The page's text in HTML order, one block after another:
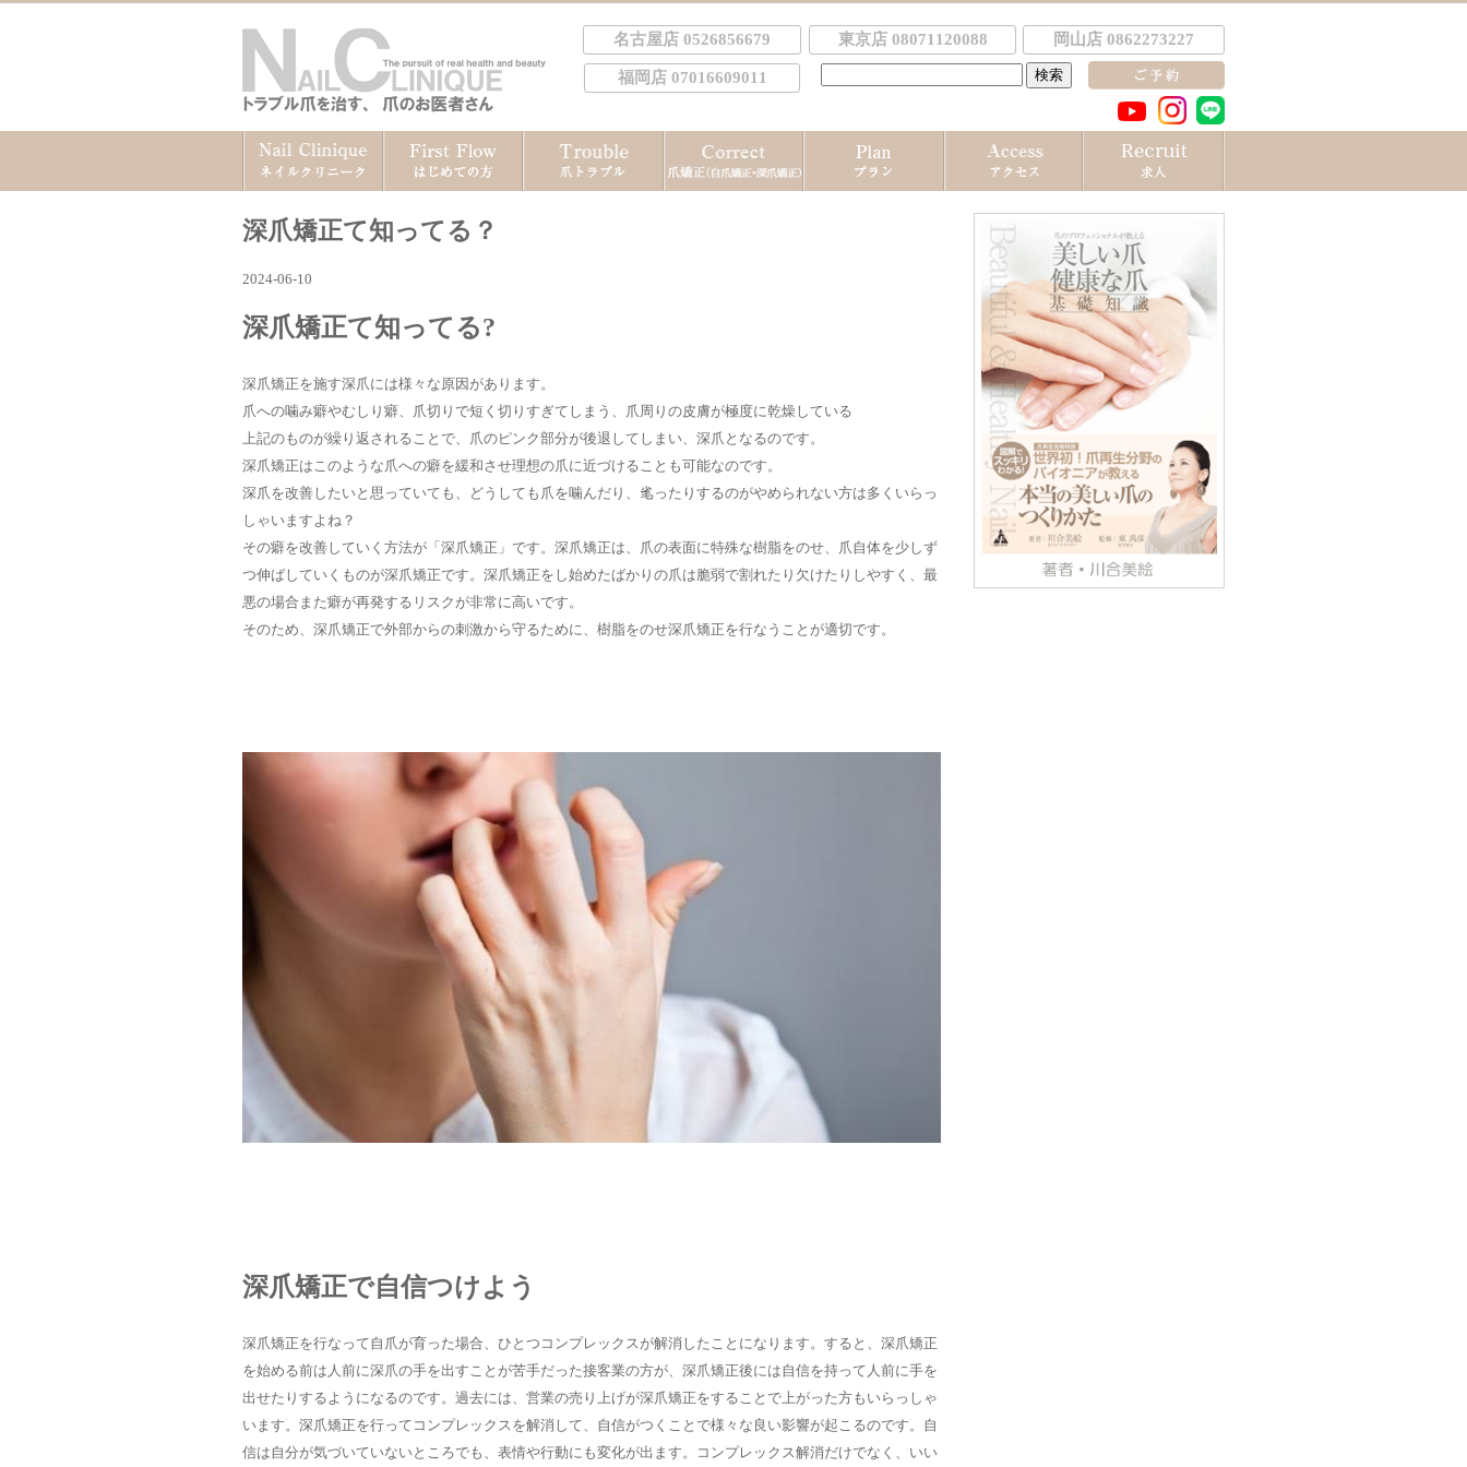
名古屋店 0526856679 東京店 08071120088 岡山店 0862273227
福岡店 07016609011
深爪矯正て知ってる？
2024-06-10
深爪矯正て知ってる?
深爪矯正を施す深爪には様々な原因があります。
爪への噛み癖やむしり癖、爪切りで短く切りすぎてしまう、爪周りの皮膚が極度に乾燥している
上記のものが繰り返されることで、爪のピンク部分が後退してしまい、深爪となるのです。
深爪矯正はこのような爪への癖を緩和させ理想の爪に近づけることも可能なのです。
深爪を改善したいと思っていても、どうしても爪を噛んだり、毟ったりするのがやめられない方は多くいらっ
しゃいますよね？
その癖を改善していく方法が「深爪矯正」です。深爪矯正は、爪の表面に特殊な樹脂をのせ、爪自体を少しず
つ伸ばしていくものが深爪矯正です。深爪矯正をし始めたばかりの爪は脆弱で割れたり欠けたりしやすく、最
悪の場合また癖が再発するリスクが非常に高いです。
そのため、深爪矯正で外部からの刺激から守るために、樹脂をのせ深爪矯正を行なうことが適切です。
深爪矯正で自信つけよう
深爪矯正を行なって自爪が育った場合、ひとつコンプレックスが解消したことになります。すると、深爪矯正
を始める前は人前に深爪の手を出すことが苦手だった接客業の方が、深爪矯正後には自信を持って人前に手を
出せたりするようになるのです。過去には、営業の売り上げが深爪矯正をすることで上がった方もいらっしゃ
います。深爪矯正を行ってコンプレックスを解消して、自信がつくことで様々な良い影響が起こるのです。自
信は自分が気づいていないところでも、表情や行動にも変化が出ます。コンプレックス解消だけでなく、いい